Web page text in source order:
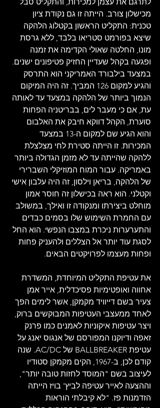
מכישלון צורב. הייתה זו גם נקודת ציון
טכנית: התקליט הראשון בקטלוג הלהקה
שיצא בפורמט סטריאו בלבד, ללא גרסת
מונו, החלטה שאולי הקדימה את זמנה
ופגעה בקהל שעדיין החזיק פטיפונים ישנים.
במצעד בילבורד האמריקני הוא התרסק
והגיע למקום 126 המביך. זה היה המיקום
הנמוך ביותר של הלהקה במצעד עד לאותה
עת, אם כי מעבר לים, בבריטניה הפחות
סוערת, הקהל דווקא חיבק את האלבום
והוא הגיע שם למקום ה-13 במצעד
המכירות. זו הייתה סטירת לחי מצלצלת
ללהקה שהייתה עד לא מזמן הגדולה ביותר
באמריקה. עבור המוח המוזיקלי השברירי
של הלהקה, בריאן וילסון, זה היה עלבון אישי
וקטלני. הוא ראה בכישלון זה חוסר אמון
מוחלט ביצירתו ומנקודה זו ואילך, במשולב
עם החמרת השימוש שלו בסמים כבדים
והתערערות ניכרת במצבו הנפשי. הוא החל
לסגת עוד יותר אל הצללים ולהעניק פחות
ופחות מעצמו לפרויקטים הבאים.
את עטיפת התקליט המיוחדת, המשדרת
אחווה ואופטימיות פסיכדלית, אייר אמן
צעיר בשם דייוויד מקמקן, אשר לימים הפך
לאחד ממעצבי העטיפות המבוקשים ברוק,
ויצר עטיפות איקוניות לאמנים כמו פרנק
זאפה ודיוקנו המפורסם של אנגוס יאנג על
עטיפת BALLBREAKER של AC/DC. שנה
קודם לכן, ב-1967, הקים מקמקן סטודיו
לעיצוב בשם "המוסד לחזות טובה יותר",
וההצעה לאייר עטיפה לביץ' בויז הייתה
הזדמנות פז. "לא קיבלתי הוראות